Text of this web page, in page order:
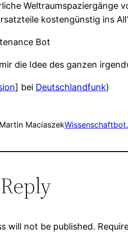
Weltraumspaziergänge
kostengünstig ins
die Idee des ganzen
] bei Deutschlandfunk)
Martin MaciaszekWissenschaftbot,
will not be published.